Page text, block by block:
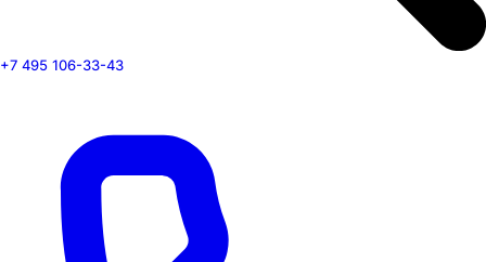
+7 495 106-33-43